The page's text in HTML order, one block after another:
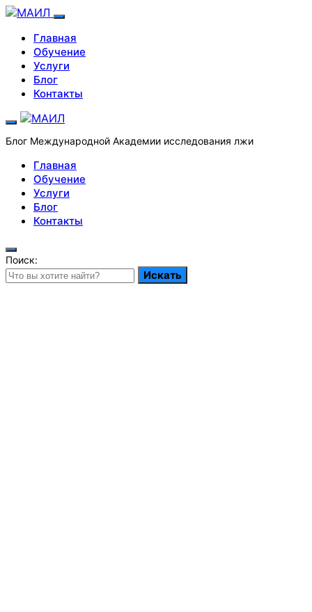
Главная
Обучение
Услуги
Блог
Контакты
Блог Международной Академии исследования лжи
Главная
Обучение
Услуги
Блог
Контакты
Поиск:
Искать